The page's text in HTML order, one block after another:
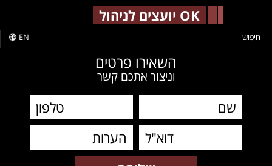
OK יועצים לניהול
EN חיפוש
השאירו פרטים
וניצור אתכם קשר